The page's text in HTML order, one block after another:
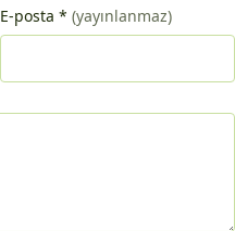
E-posta * (yayınlanmaz)